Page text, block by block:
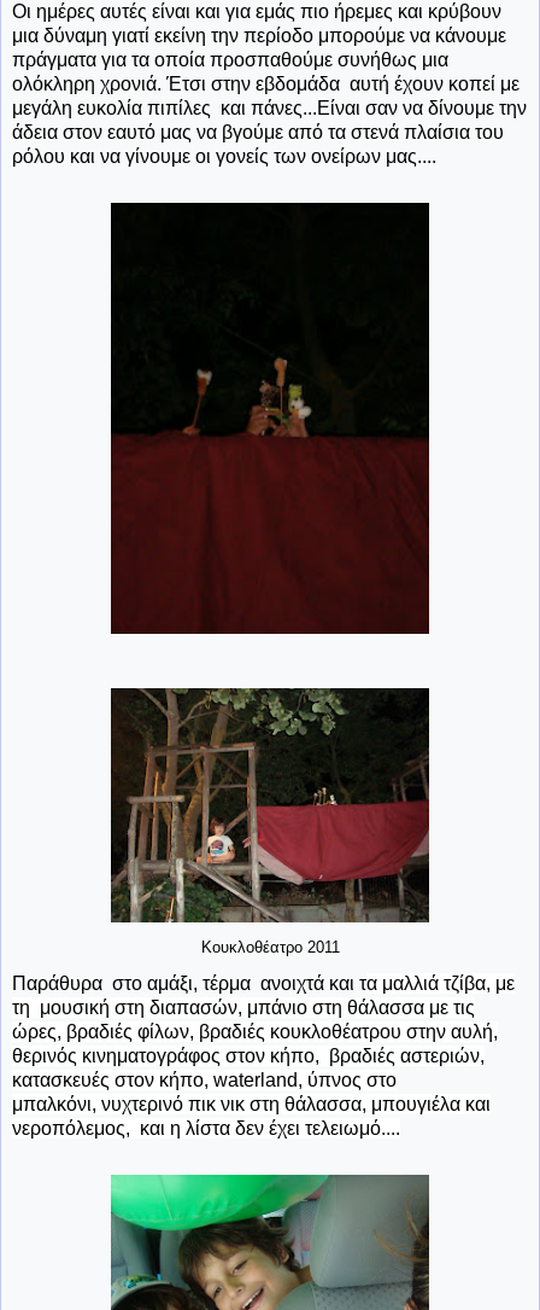
Οι ημέρες αυτές είναι και για εμάς πιο ήρεμες και κρύβουν
μια δύναμη γιατί εκείνη την περίοδο μπορούμε να κάνουμε
πράγματα για τα οποία προσπαθούμε συνήθως μια
ολόκληρη χρονιά. Έτσι στην εβδομάδα αυτή έχουν κοπεί με
μεγάλη ευκολία πιπίλες και πάνες...Είναι σαν να δίνουμε την
άδεια στον εαυτό μας να βγούμε από τα στενά πλαίσια του
ρόλου και να γίνουμε οι γονείς των ονείρων μας....
Κουκλοθέατρο 2011
Παράθυρα στο αμάξι, τέρμα ανοιχτά και τα μαλλιά τζίβα, με
τη μουσική στη διαπασών, μπάνιο στη θάλασσα με τις
ώρες, βραδιές φίλων, βραδιές κουκλοθέατρου στην αυλή,
θερινός κινηματογράφος στον κήπο, βραδιές αστεριών,
κατασκευές στον κήπο, waterland, ύπνος στο
μπαλκόνι, νυχτερινό πικ νικ στη θάλασσα, μπουγιέλα και
νεροπόλεμος, και η λίστα δεν έχει τελειωμό....